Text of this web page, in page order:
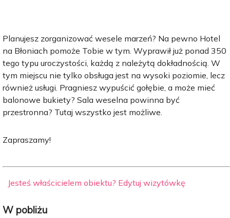
Planujesz zorganizować wesele marzeń? Na pewno Hotel
na Błoniach pomoże Tobie w tym. Wyprawił już ponad 350
tego typu uroczystości, każdą z należytą dokładnością. W
tym miejscu nie tylko obsługa jest na wysoki poziomie, lecz
również usługi. Pragniesz wypuścić gołębie, a może mieć
balonowe bukiety? Sala weselna powinna być
przestronna? Tutaj wszystko jest możliwe.
Zapraszamy!
Jesteś właścicielem obiektu? Edytuj wizytówkę
W pobliżu